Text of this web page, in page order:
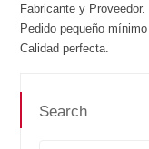
Fabricante y Proveedor.
Pedido pequeño mínimo .
Calidad perfecta.
Search